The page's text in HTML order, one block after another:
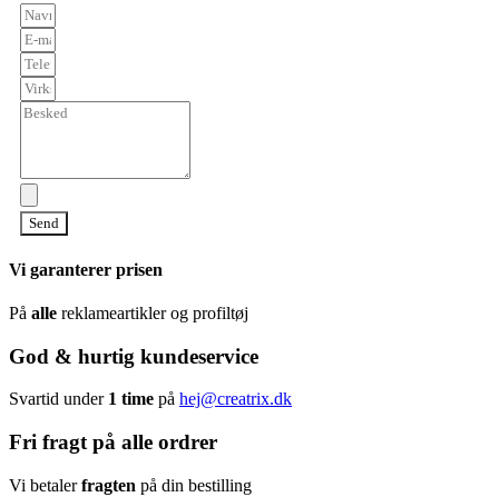
Send
Vi garanterer prisen
På alle reklameartikler og profiltøj
God & hurtig kundeservice
Svartid under 1 time på hej@creatrix.dk
Fri fragt på alle ordrer
Vi betalerfragten på din bestilling